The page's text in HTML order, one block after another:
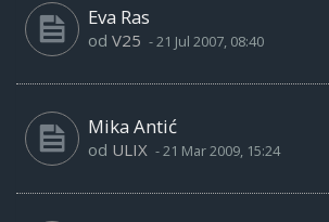
Eva Ras
od V25 -21 Jul 2007, 08:40
Mika Antić
od ULIX -21 Mar 2009, 15:24